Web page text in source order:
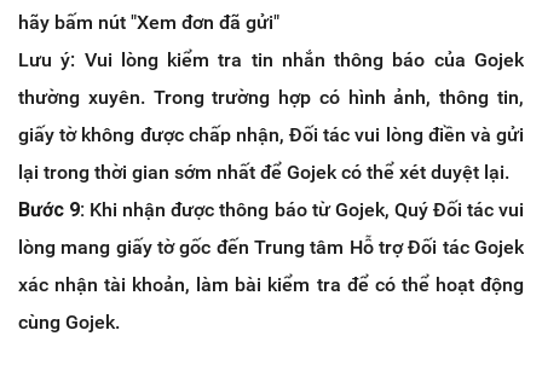
hãy bấm nút "Xem đơn đã gửi"
Lưu ý: Vui lòng kiểm tra tin nhắn thông báo của Gojek
thường xuyên. Trong trường hợp có hình ảnh, thông tin,
giấy tờ không được chấp nhận, Đối tác vui lòng điền và gửi
lại trong thời gian sớm nhất để Gojek có thể xét duyệt lại.
Bước 9: Khi nhận được thông báo từ Gojek, Quý Đối tác vui
lòng mang giấy tờ gốc đến Trung tâm Hỗ trợ Đối tác Gojek
xác nhận tài khoản, làm bài kiểm tra để có thể hoạt động
cùng Gojek.